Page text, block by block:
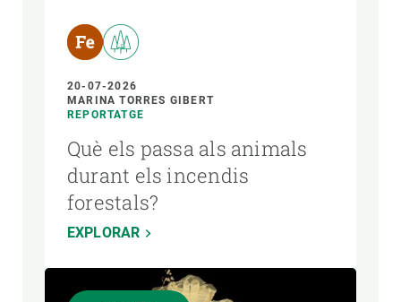
20-07-2026
MARINA TORRES GIBERT
REPORTATGE
Què els passa als animals
durant els incendis
forestals?
EXPLORAR